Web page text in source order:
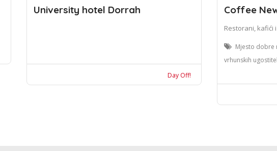
University hotel Dorrah
Day Off!
Coffee
Restorani, kafići
Mjesto dobre
vrhunskih